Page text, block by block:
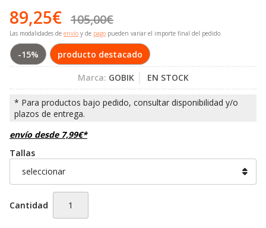
89,25€ 105,00€
Las modalidades de envío y de pago pueden variar el importe final del pedido.
-15% producto destacado
Marca: GOBIK EN STOCK
envío desde 7,99€*
Tallas
Cantidad